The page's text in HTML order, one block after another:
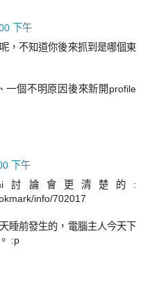
下午
，不知道你後來抓到是哪個東
一個不明原因後來新開profile
下午
討論會更清楚的:
info/702017
睡前發生的，電腦主人今天下
:p